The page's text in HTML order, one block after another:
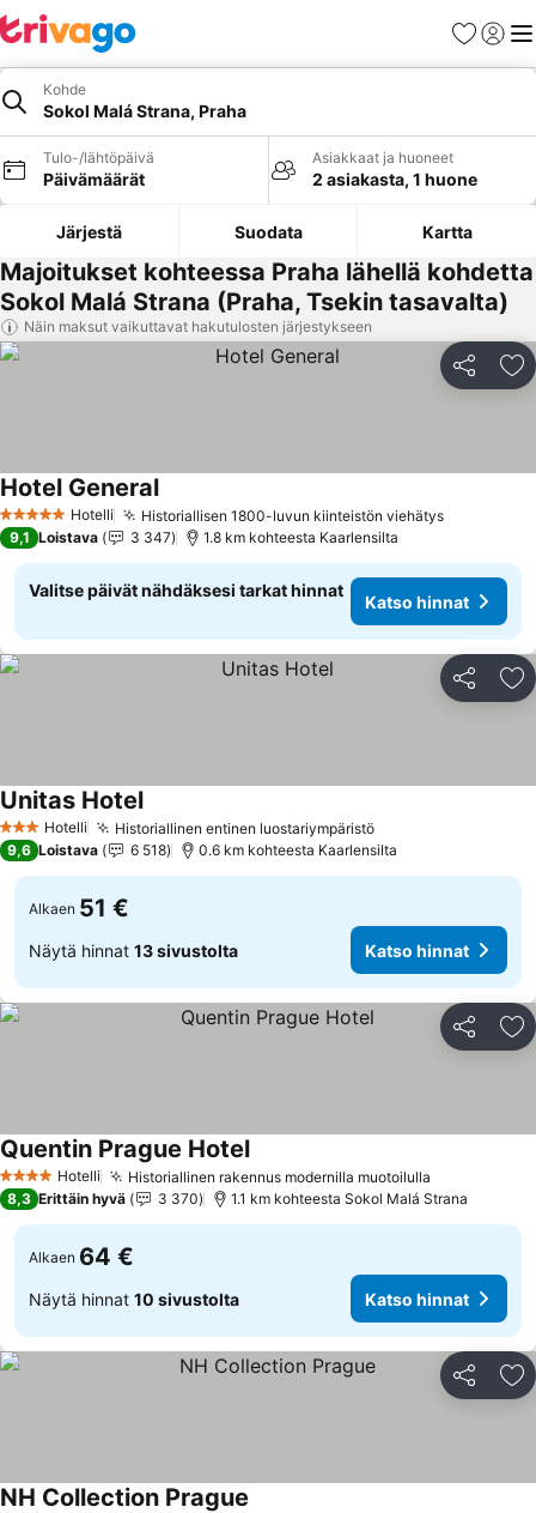
Suosikit
Kohde
Sokol Malá Strana, Praha
Tulo-/lähtöpäivä
Päivämäärät
Asiakkaat ja huoneet
2 asiakasta, 1 huone
Järjestä Suodata Kartta
Majoitukset kohteessa Praha lähellä kohdetta
Sokol Malá Strana (Praha, Tsekin tasavalta)
Näin maksut vaikuttavat hakutulosten järjestykseen
Jaa
5 Tähtiluokitus
Hotelli Historiallisen 1800-luvun kiinteistön viehätys
Hotel General
9,1 Loistava 3 347 1.8 km kohteesta Kaarlensilta
Valitse päivät nähdäksesi tarkat hinnat
Katso hinnat
Jaa
3 Tähtiluokitus
Hotelli Historiallinen entinen luostariympäristö
Unitas Hotel
9,6 Loistava 6 518 0.6 km kohteesta Kaarlensilta
Alkaen 51 €
Näytä hinnat 13 sivustolta Katso hinnat
Jaa
4 Tähtiluokitus
Hotelli Historiallinen rakennus modernilla muotoilulla
Quentin Prague Hotel
8,3 Erittäin hyvä 3 370 1.1 km kohteesta Sokol Malá Strana
Alkaen 64 €
Näytä hinnat 10 sivustolta Katso hinnat
Jaa
NH Collection Prague